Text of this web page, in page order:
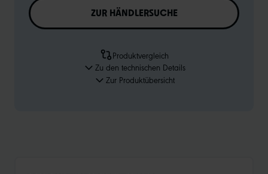
ZUR HÄNDLERSUCHE
Produktvergleich
Zu den technischen Details
Zur Produktübersicht